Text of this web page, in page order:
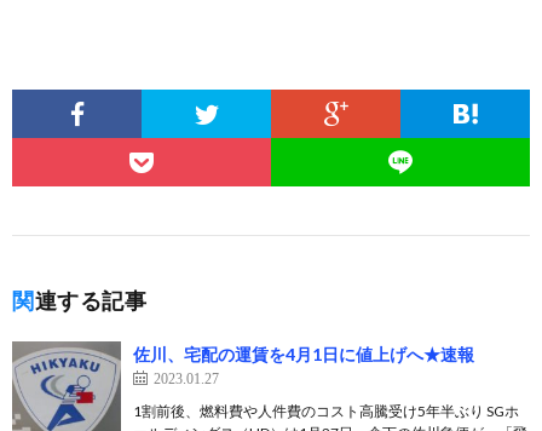
関連する記事
佐川、宅配の運賃を4月1日に値上げへ★速報
2023.01.27
1割前後、燃料費や人件費のコスト高騰受け5年半ぶり SGホ